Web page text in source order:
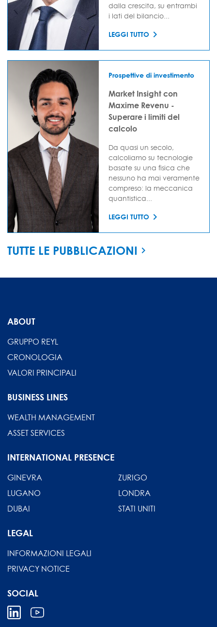
dalla crescita, su entrambi
i lati del bilancio...
LEGGI TUTTO
Prospettive di investimento
Market Insight con
Maxime Revenu -
Superare i limiti del
calcolo
Da quasi un secolo,
calcoliamo su tecnologie
basate su una fisica che
nessuno ha mai veramente
compreso: la meccanica
quantistica...
LEGGI TUTTO
TUTTE LE PUBBLICAZIONI
ABOUT
GRUPPO REYL
CRONOLOGIA
VALORI PRINCIPALI
BUSINESS LINES
WEALTH MANAGEMENT
ASSET SERVICES
INTERNATIONAL PRESENCE
GINEVRA
ZURIGO
LUGANO
LONDRA
DUBAI
STATI UNITI
LEGAL
INFORMAZIONI LEGALI
PRIVACY NOTICE
SOCIAL